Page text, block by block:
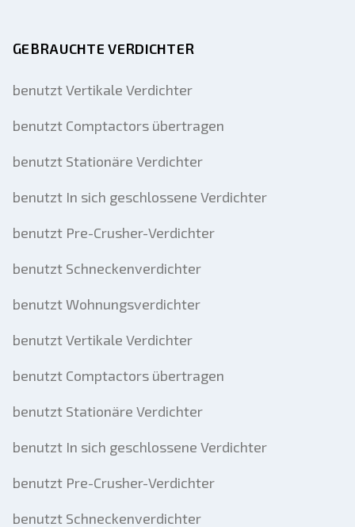
GEBRAUCHTE VERDICHTER
benutzt Vertikale Verdichter
benutzt Comptactors übertragen
benutzt Stationäre Verdichter
benutzt In sich geschlossene Verdichter
benutzt Pre-Crusher-Verdichter
benutzt Schneckenverdichter
benutzt Wohnungsverdichter
benutzt Vertikale Verdichter
benutzt Comptactors übertragen
benutzt Stationäre Verdichter
benutzt In sich geschlossene Verdichter
benutzt Pre-Crusher-Verdichter
benutzt Schneckenverdichter